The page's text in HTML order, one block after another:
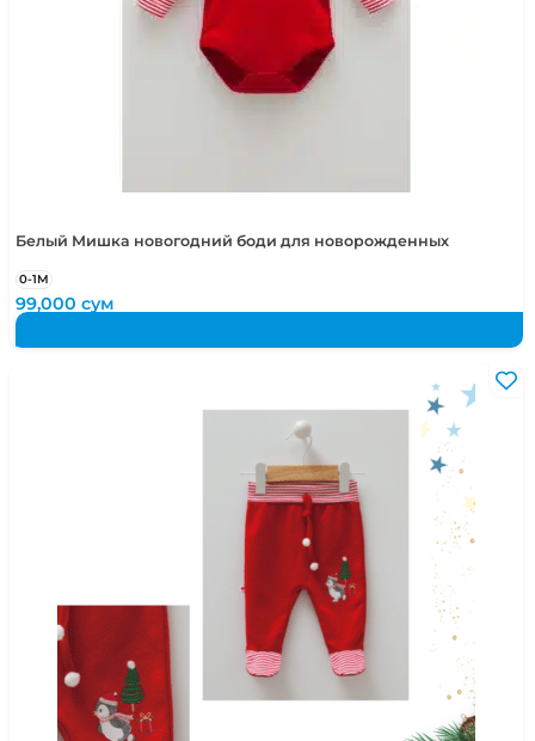
Белый Мишка новогодний боди для новорожденных
0-1М
99,000сум